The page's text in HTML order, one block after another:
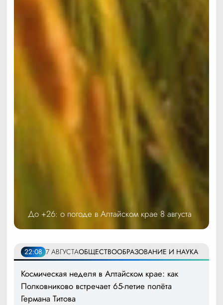
До +26: о погоде в Алтайском крае 8 августа
22:08 7 АВГУСТАОБЩЕСТВООБРАЗОВАНИЕ И НАУКА
Космическая неделя в Алтайском крае: как
Полковниково встречает 65-летие полёта
Германа Титова